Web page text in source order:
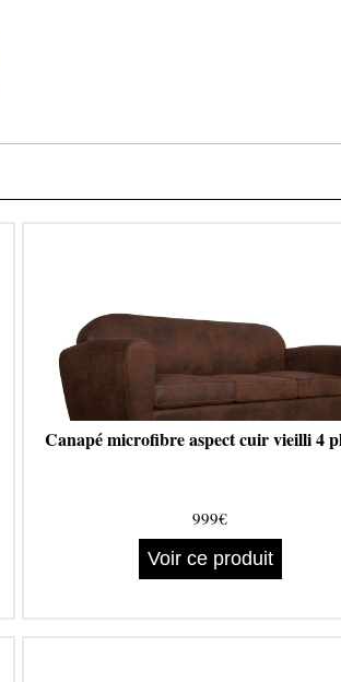
Canapé microfibre aspect cuir vieilli 4
999€
Voir ce produit